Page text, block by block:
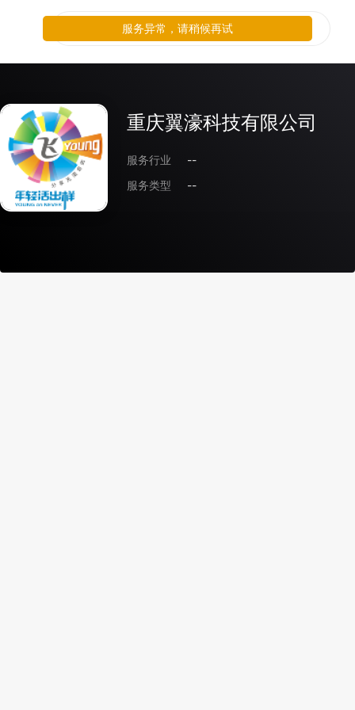
重庆翼濠科技有限公司
服务行业
--
服务类型
--
服务异常，请稍候再试